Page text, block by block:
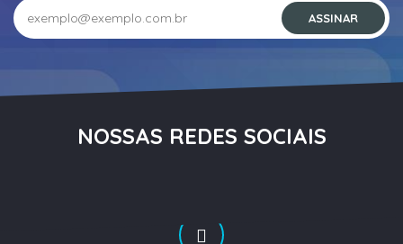
NOSSAS REDES SOCIAIS